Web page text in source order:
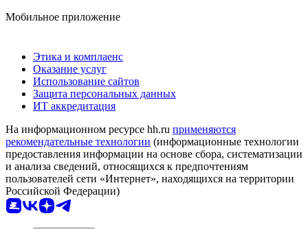
Мобильное приложение
Этика и комплаенс
Оказание услуг
Использование сайтов
Защита персональных данных
ИТ аккредитация
На информационном ресурсе hh.ru применяются
рекомендательные технологии (информационные технологии
предоставления информации на основе сбора, систематизации
и анализа сведений, относящихся к предпочтениям
пользователей сети «Интернет», находящихся на территории
Российской Федерации)